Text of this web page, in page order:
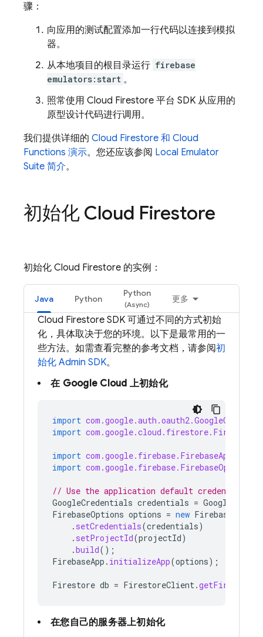
骤：
向应用的测试配置添加一行代码以连接到模拟
器。
从本地项目的根目录运行 firebase
emulators:start 。
照常使用 Cloud Firestore 平台 SDK 从应用的
原型设计代码进行调用。
我们提供详细的 Cloud Firestore 和 Cloud
Functions 演示。您还应该参阅 Local Emulator
Suite 简介。
初始化 Cloud Firestore
初始化 Cloud Firestore 的实例：
Java Python
Python
更多
Cloud Firestore SDK 可通过不同的方式初始
化，具体取决于您的环境。以下是最常用的一
些方法。如需查看完整的参考文档，请参阅初
始化 Admin SDK。
在 Google Cloud 上初始化
import
import com.google.cloud.firestore.Firestore
import com.google.firebase.FirebaseApp
import com.google.firebase.FirebaseOptions
// Use the application default credentials
GoogleCredentials credentials =
FirebaseOptions options = new
. setCredentials(credentials)
. setProjectId(projectId)
.build();
FirebaseApp . initializeApp(options);
Firestore db = FirestoreClient.getFirestore
在您自己的服务器上初始化